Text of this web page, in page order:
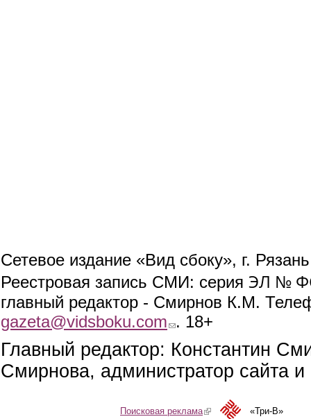
Сетевое издание «Вид сбоку», г.
Реестровая запись СМИ: серия ЭЛ №
главный редактор - Смирнов К.М.
gazeta@vidsboku.com (link sends e-mail)
. 18+
Главный редактор: Константин
Смирнова, администратор сайта
Поисковая реклама(link is external)«Три-В»